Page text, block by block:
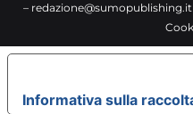
– redazione@sumopublishing.it
Informativa sulla